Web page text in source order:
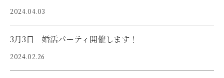
2024.04.03
3月3日 婚活パーティ開催します！
2024.02.26